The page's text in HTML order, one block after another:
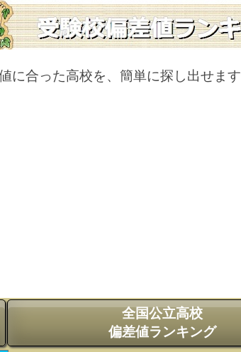
に合った高校を、簡単に探し出せます
全国公立高校
偏差値ランキング